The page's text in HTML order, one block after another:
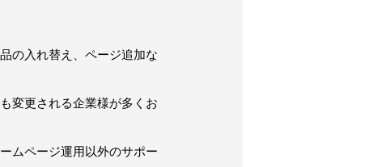
の入れ替え、ページ追加な
変更される企業様が多くお
ムページ運用以外のサポー